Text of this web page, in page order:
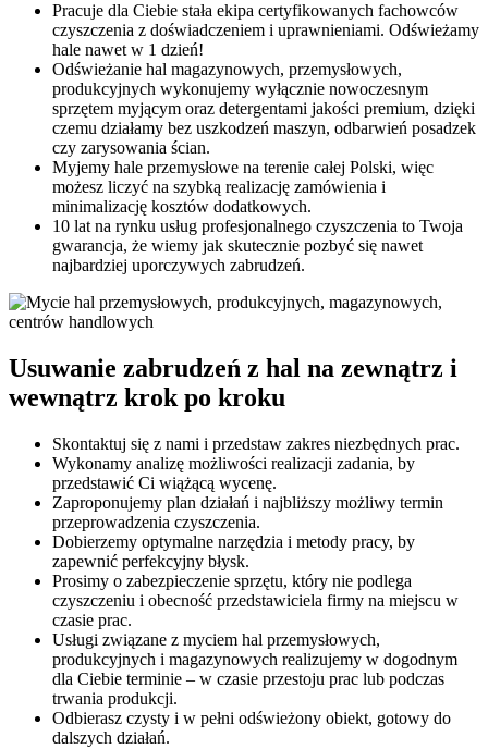
Pracuje dla Ciebie stała ekipa certyfikowanych fachowców
czyszczenia z doświadczeniem i uprawnieniami. Odświeżamy
hale nawet w 1 dzień!
Odświeżanie hal magazynowych, przemysłowych,
produkcyjnych wykonujemy wyłącznie nowoczesnym
sprzętem myjącym oraz detergentami jakości premium, dzięki
czemu działamy bez uszkodzeń maszyn, odbarwień posadzek
czy zarysowania ścian.
Myjemy hale przemysłowe na terenie całej Polski, więc
możesz liczyć na szybką realizację zamówienia i
minimalizację kosztów dodatkowych.
10 lat na rynku usług profesjonalnego czyszczenia to Twoja
gwarancja, że wiemy jak skutecznie pozbyć się nawet
najbardziej uporczywych zabrudzeń.
Usuwanie zabrudzeń z hal na zewnątrz i
wewnątrz krok po kroku
Skontaktuj się z nami i przedstaw zakres niezbędnych prac.
Wykonamy analizę możliwości realizacji zadania, by
przedstawić Ci wiążącą wycenę.
Zaproponujemy plan działań i najbliższy możliwy termin
przeprowadzenia czyszczenia.
Dobierzemy optymalne narzędzia i metody pracy, by
zapewnić perfekcyjny błysk.
Prosimy o zabezpieczenie sprzętu, który nie podlega
czyszczeniu i obecność przedstawiciela firmy na miejscu w
czasie prac.
Usługi związane z myciem hal przemysłowych,
produkcyjnych i magazynowych realizujemy w dogodnym
dla Ciebie terminie – w czasie przestoju prac lub podczas
trwania produkcji.
Odbierasz czysty i w pełni odświeżony obiekt, gotowy do
dalszych działań.